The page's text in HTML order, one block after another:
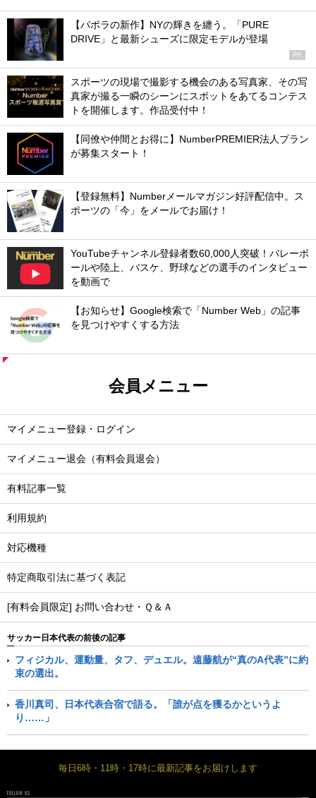
【バボラの新作】NYの輝きを纏う。「PURE
DRIVE」と最新シューズに限定モデルが登場
PR
スポーツの現場で撮影する機会のある写真家、その写
真家が撮る一瞬のシーンにスポットをあてるコンテス
トを開催します。作品受付中！
【同僚や仲間とお得に】NumberPREMIER法人プラン
が募集スタート！
【登録無料】Numberメールマガジン好評配信中。ス
ポーツの「今」をメールでお届け！
YouTubeチャンネル登録者数60,000人突破！バレーボ
ールや陸上、バスケ、野球などの選手のインタビュー
を動画で
【お知らせ】Google検索で「Number Web」の記事
を見つけやすくする方法
会員メニュー
マイメニュー登録・ログイン
マイメニュー退会（有料会員退会）
有料記事一覧
利用規約
対応機種
特定商取引法に基づく表記
[有料会員限定] お問い合わせ・Ｑ＆Ａ
サッカー日本代表の前後の記事
フィジカル、運動量、タフ、デュエル。遠藤航が“真のA代表”に約
束の選出。
香川真司、日本代表合宿で語る。「誰が点を獲るかというよ
り……」
毎日6時・11時・17時に最新記事をお届けします
FOLLOW US